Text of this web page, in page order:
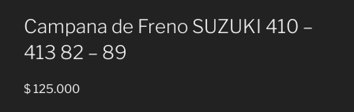
Campana de Freno SUZUKI 410 –
413 82 – 89
$125.000